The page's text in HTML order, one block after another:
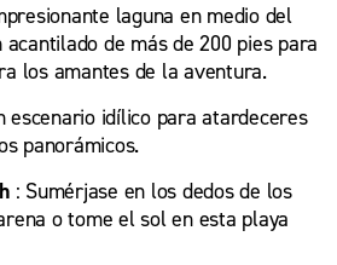
laguna en medio del
de más de 200 pies para
los amantes de la aventura.
escenario idílico para atardeceres
panorámicos.
: Sumérjase en los dedos de los
o tome el sol en esta playa